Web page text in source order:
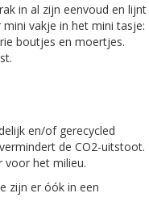
in al zijn eenvoud en lijnt
vakje in het mini tasje:
boutjes en moertjes.
en/of gerecycled
de CO2-uitstoot.
voor het milieu.
zijn er óók in een